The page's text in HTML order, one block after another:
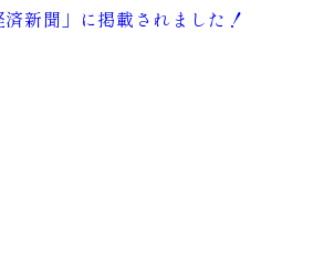
新聞」に掲載されました！